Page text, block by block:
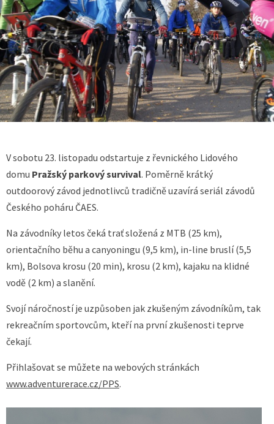
V sobotu 23. listopadu odstartuje z řevnického Lidového
domu Pražský parkový survival. Poměrně krátký
outdoorový závod jednotlivců tradičně uzavírá seriál závodů
Českého poháru ČAES.
Na závodníky letos čeká trať složená z MTB (25 km),
orientačního běhu a canyoningu (9,5 km), in-line bruslí (5,5
km), Bolsova krosu (20 min), krosu (2 km), kajaku na klidné
vodě (2 km) a slanění.
Svojí náročností je uzpůsoben jak zkušeným závodníkům, tak
rekreačním sportovcům, kteří na první zkušenosti teprve
čekají.
Přihlašovat se můžete na webových stránkách
www.adventurerace.cz/PPS.